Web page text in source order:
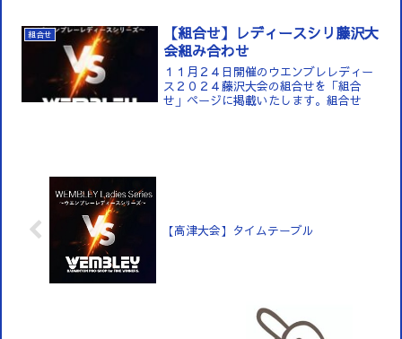
組合せ
【組合せ】レディースシリ藤沢大
会組み合わせ
１１月２４日開催のウエンブレレディー
ス２０２４藤沢大会の組合せを「組合
せ」ページに掲載いたします。組合せ
【高津大会】タイムテーブル